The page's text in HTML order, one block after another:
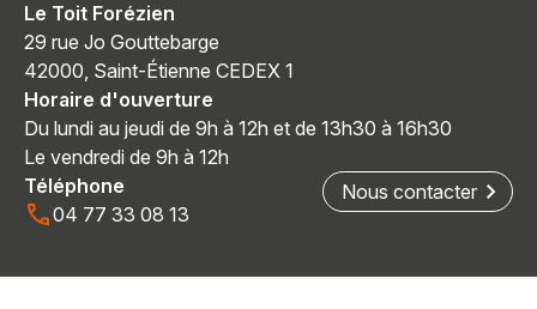
Le Toit Forézien
29 rue Jo Gouttebarge
42000, Saint-Étienne CEDEX 1
Horaire d'ouverture
Du lundi au jeudi de 9h à 12h et de 13h30 à 16h30
Le vendredi de 9h à 12h
Téléphone
04 77 33 08 13
Nous contacter